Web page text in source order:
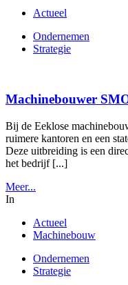
Actueel
Ondernemen
Strategie
Machinebouwer
Bij de Eeklose
ruimere kantoren en een
Deze uitbreiding is een
het bedrijf [...]
Meer...
In
Actueel
Machinebouw
Ondernemen
Strategie